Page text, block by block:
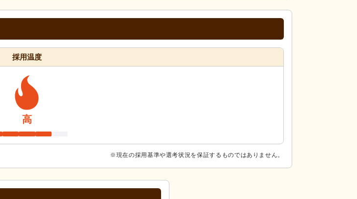
採用温度
高
※現在の採用基準や選考状況を保証するものではありません。